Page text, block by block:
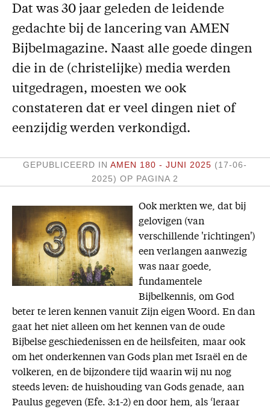
Missie
Service
Adreswijziging
Nabestellen
Vragen en opmerkingen
En verder
Bijbelstudieagenda
Dat was 30 jaar geleden de leidende
gedachte bij de lancering van AMEN
Bijbelmagazine. Naast alle goede dingen
die in de (christelijke) media werden
uitgedragen, moesten we ook
constateren dat er veel dingen niet of
eenzijdig werden verkondigd.
GEPUBLICEERD IN AMEN 180 - JUNI 2025 (17-06-
2025) OP PAGINA 2
Ook merkten we, dat bij
gelovigen (van
verschillende 'richtingen')
een verlangen aanwezig
was naar goede,
fundamentele
Bijbelkennis, om God
beter te leren kennen vanuit Zijn eigen Woord. En dan
gaat het niet alleen om het kennen van de oude
Bijbelse geschiedenissen en de heilsfeiten, maar ook
om het onderkennen van Gods plan met Israël en de
volkeren, en de bijzondere tijd waarin wij nu nog
steeds leven: de huishouding van Gods genade, aan
Paulus gegeven (Efe. 3:1-2) en door hem, als ‘leraar